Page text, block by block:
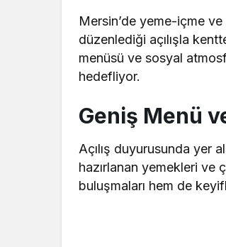
Mersin’de yeme-içme
düzenlediği açılışla
menüsü ve sosyal
hedefliyor.
Geniş Menü
Açılış duyurusunda yer
hazırlanan yemekleri ve
buluşmaları hem de